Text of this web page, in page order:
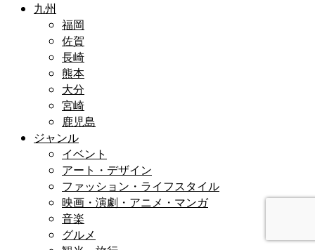
九州
福岡
佐賀
長崎
熊本
大分
宮崎
鹿児島
ジャンル
イベント
アート・デザイン
ファッション・ライフスタイル
映画・演劇・アニメ・マンガ
音楽
グルメ